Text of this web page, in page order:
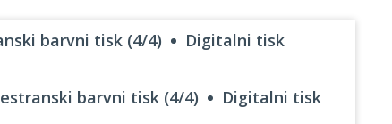
barvni tisk (4/4) Digitalni tisk
barvni tisk (4/4) Digitalni tisk